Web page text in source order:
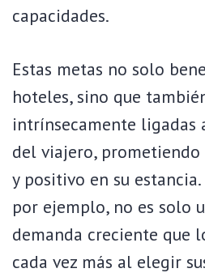
capacidades.
Estas metas no solo
hoteles, sino que
intrínsecamente ligadas
del viajero,
y positivo en su
por ejemplo, no es solo
demanda creciente que
cada vez más al elegir